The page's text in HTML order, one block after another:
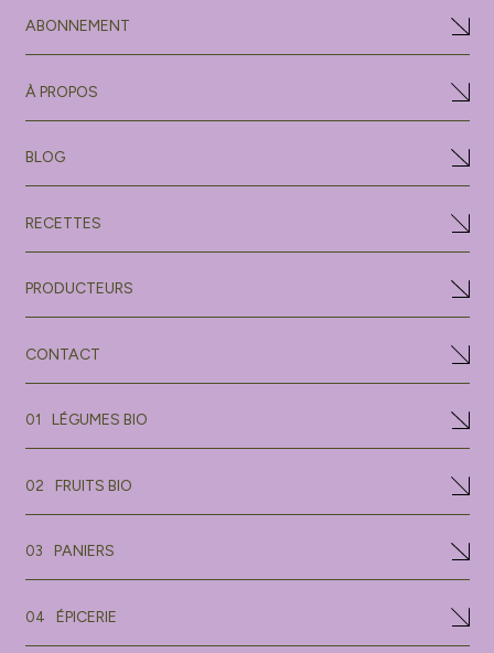
ABONNEMENT
À PROPOS
BLOG
RECETTES
PRODUCTEURS
CONTACT
01 LÉGUMES BIO
02 FRUITS BIO
03 PANIERS
04 ÉPICERIE